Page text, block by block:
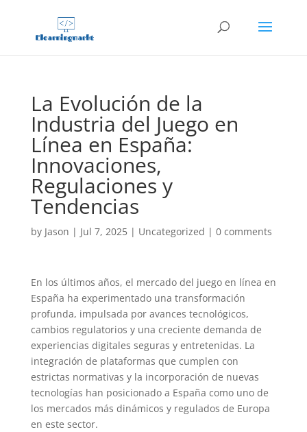
La Evolución de la
Industria del Juego en
Línea en España:
Innovaciones,
Regulaciones y
Tendencias
by Jason | Jul 7, 2025| Uncategorized | 0 comments
En los últimos años, el mercado del juego en línea en
España ha experimentado una transformación
profunda, impulsada por avances tecnológicos,
cambios regulatorios y una creciente demanda de
experiencias digitales seguras y entretenidas. La
integración de plataformas que cumplen con
estrictas normativas y la incorporación de nuevas
tecnologías han posicionado a España como uno de
los mercados más dinámicos y regulados de Europa
en este sector.